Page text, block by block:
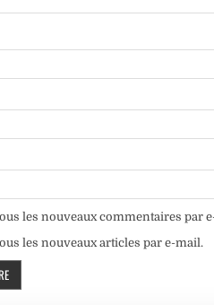
les nouveaux commentaires par
les nouveaux articles par e-mail.